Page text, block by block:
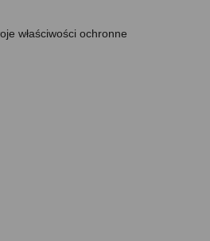
właściwości ochronne